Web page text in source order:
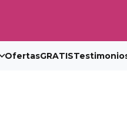
OfertasGRATIS